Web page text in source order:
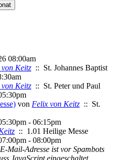
08:00am
Keitz :: St. Johannes Baptist
Keitz :: St. Peter und Paul
von Felix von Keitz :: St.
- 06:15pm
:: 1.01 Heilige Messe
- 08:00pm
Mail-Adresse ist vor Spambots
JavaScript eingeschaltet